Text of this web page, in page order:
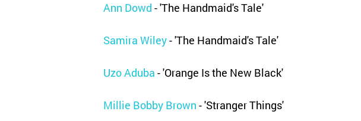
Ann Dowd - 'The Handmaid's Tale'
Samira Wiley- 'The Handmaid's Tale'
Uzo Aduba - 'Orange Is the New Black'
Millie Bobby Brown - 'Stranger Things'